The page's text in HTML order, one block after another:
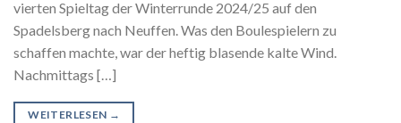
vierten Spieltag der Winterrunde 2024/25 auf den
Spadelsberg nach Neuffen. Was den Boulespielern zu
schaffen machte, war der heftig blasende kalte Wind.
Nachmittags […]
WEITERLESEN →